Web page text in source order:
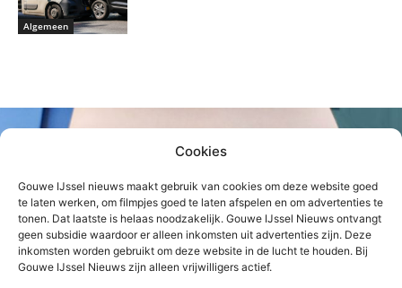
Cookies
Gouwe IJssel nieuws maakt gebruik van cookies om deze website goed
te laten werken, om filmpjes goed te laten afspelen en om advertenties te
tonen. Dat laatste is helaas noodzakelijk. Gouwe IJssel Nieuws ontvangt
geen subsidie waardoor er alleen inkomsten uit advertenties zijn. Deze
inkomsten worden gebruikt om deze website in de lucht te houden. Bij
Gouwe IJssel Nieuws zijn alleen vrijwilligers actief.
Algemeen